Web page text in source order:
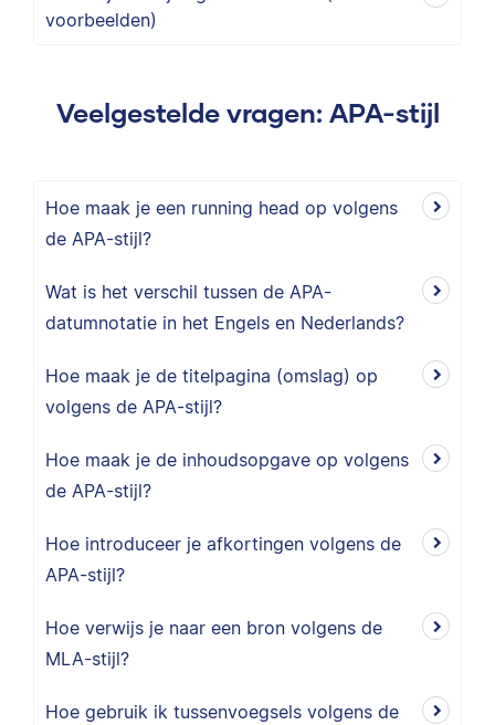
voorbeelden)
Veelgestelde vragen: APA-stijl
Hoe maak je een running head op volgens
de APA-stijl?
Wat is het verschil tussen de APA-
datumnotatie in het Engels en Nederlands?
Hoe maak je de titelpagina (omslag) op
volgens de APA-stijl?
Hoe maak je de inhoudsopgave op volgens
de APA-stijl?
Hoe introduceer je afkortingen volgens de
APA-stijl?
Hoe verwijs je naar een bron volgens de
MLA-stijl?
Hoe gebruik ik tussenvoegsels volgens de